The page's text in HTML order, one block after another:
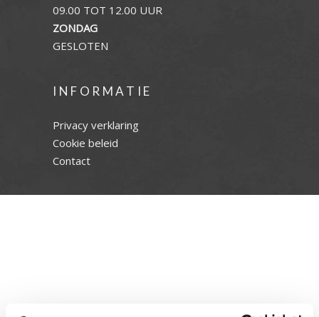
09.00 TOT 12.00 UUR
ZONDAG
GESLOTEN
INFORMATIE
Privacy verklaring
Cookie beleid
Contact